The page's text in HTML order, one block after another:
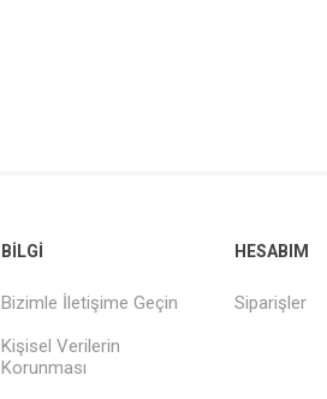
BILGI
Bizimle İletişime Geçin
Kişisel Verilerin
Korunması
HESABIM
Siparişler